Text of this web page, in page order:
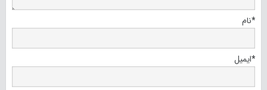
نام*
ایمیل*